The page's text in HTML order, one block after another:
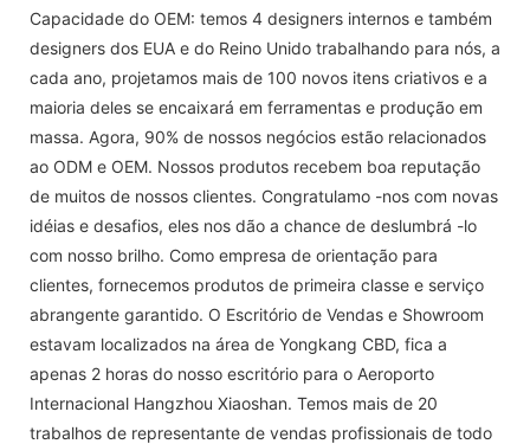
Capacidade do OEM: temos 4 designers internos e também
designers dos EUA e do Reino Unido trabalhando para nós, a
cada ano, projetamos mais de 100 novos itens criativos e a
maioria deles se encaixará em ferramentas e produção em
massa. Agora, 90% de nossos negócios estão relacionados
ao ODM e OEM. Nossos produtos recebem boa reputação
de muitos de nossos clientes. Congratulamo -nos com novas
idéias e desafios, eles nos dão a chance de deslumbrá -lo
com nosso brilho. Como empresa de orientação para
clientes, fornecemos produtos de primeira classe e serviço
abrangente garantido. O Escritório de Vendas e Showroom
estavam localizados na área de Yongkang CBD, fica a
apenas 2 horas do nosso escritório para o Aeroporto
Internacional Hangzhou Xiaoshan. Temos mais de 20
trabalhos de representante de vendas profissionais de todo